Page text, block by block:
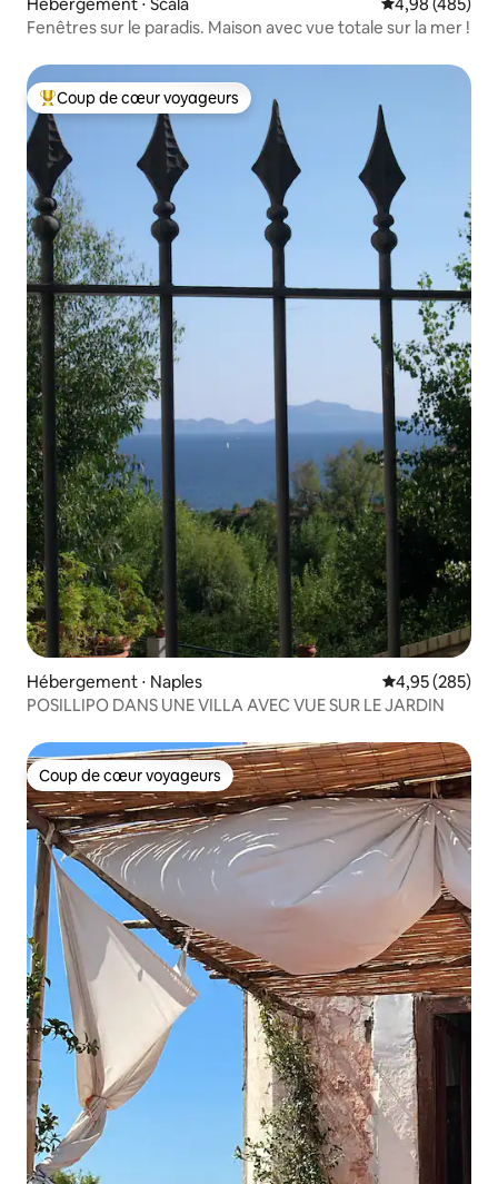
Fenêtres sur le paradis. Maison avec vue totale sur la mer !
Coups de cœur voyageurs les plus appréciés
Coup de cœur voyageurs
Hébergement ⋅ Naples Évaluation
4,95 (285)
POSILLIPO DANS UNE VILLA AVEC VUE SUR LE JARDIN
Coup de cœur voyageurs
Coup de cœur voyageurs